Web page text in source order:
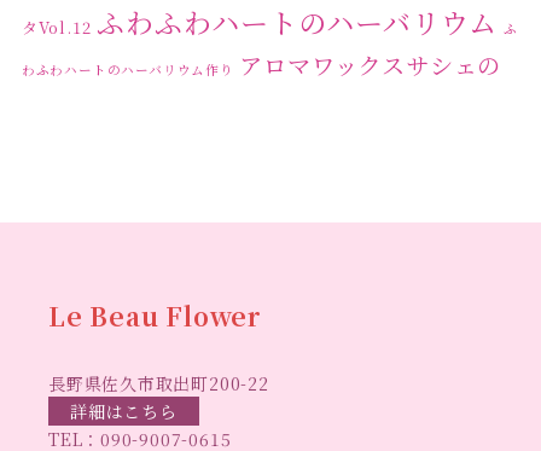
タVol.12 ふわふわハートのハーバリウム ふ
わふわハートのハーバリウム作り
アロマワックスサシェの
リウムレッスン
スハート ベッドサイドライト
Le Beau Flower
長野県佐久市取出町200-22
詳細はこちら
TEL：090-9007-0615